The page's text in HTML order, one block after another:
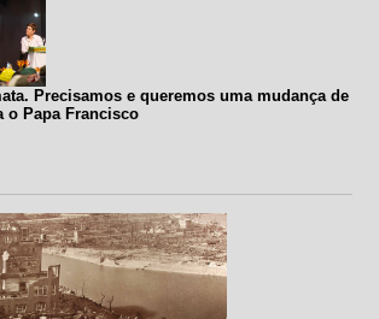
Precisamos e queremos uma mudança de
o Papa Francisco